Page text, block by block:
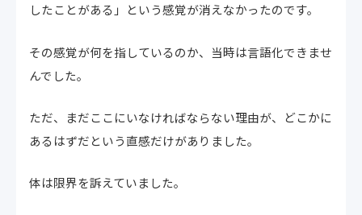
したことがある」という感覚が消えなかったのです。
その感覚が何を指しているのか、当時は言語化できませ
んでした。
ただ、まだここにいなければならない理由が、どこかに
あるはずだという直感だけがありました。
体は限界を訴えていました。